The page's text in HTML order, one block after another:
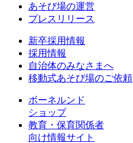
あそび場の運営
プレスリリース
新卒採用情報
採用情報
自治体のみなさまへ
移動式あそび場のご依頼
ボーネルンド
ショップ
教育・保育関係者
向け情報サイト